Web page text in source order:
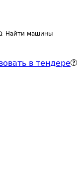
Найти машины
в тендере